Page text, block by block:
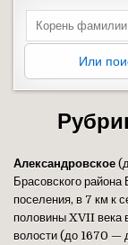
Search for:
Или
Александровское
Брасовского района
поселения, в 7 км к
половины XVII века
волости (до 1670 —